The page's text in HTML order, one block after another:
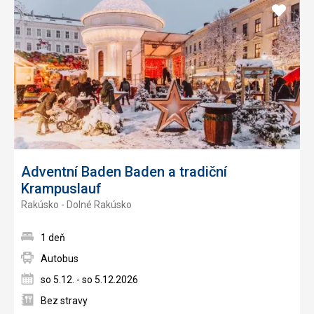
Adventní Baden Baden a tradiční
Krampuslauf
Rakúsko - Dolné Rakúsko
Pridať
do
1 deň
Autobus
so 5.12. - so 5.12.2026
Bez stravy